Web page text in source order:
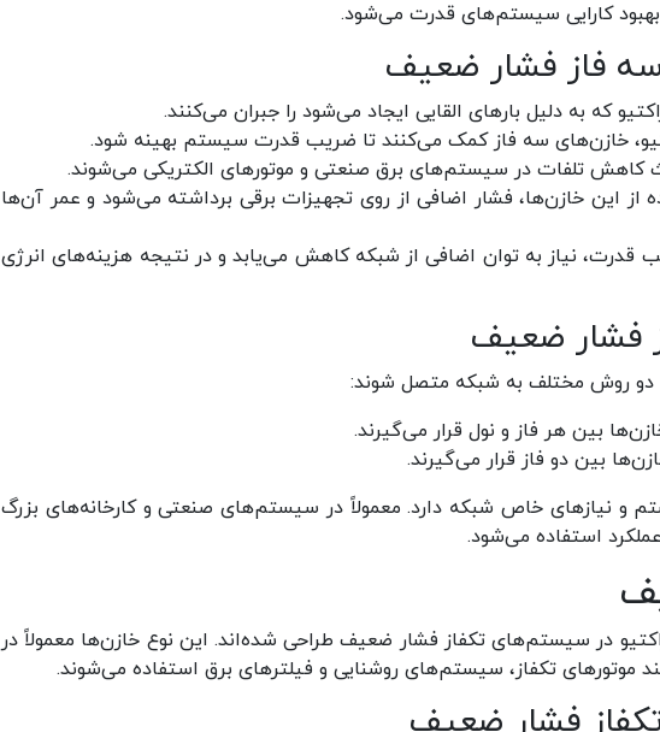
کارایی سیستم‌های قدرت می‌شود.
سه فاز فشار ضعیف
که به دلیل بارهای القایی ایجاد می‌شود را جبران می‌کنند.
خازن‌های سه فاز کمک می‌کنند تا ضریب قدرت سیستم بهینه شود.
کاهش تلفات در سیستم‌های برق صنعتی و موتورهای الکتریکی می‌شوند.
از این خازن‌ها، فشار اضافی از روی تجهیزات برقی برداشته می‌شود و عمر آن‌ها
قدرت، نیاز به توان اضافی از شبکه کاهش می‌یابد و در نتیجه هزینه‌های انرژی
فشار ضعیف
دو روش مختلف به شبکه متصل شوند:
و نیازهای خاص شبکه دارد. معمولاً در سیستم‌های صنعتی و کارخانه‌های بزرگ
استفاده می‌شود.
در سیستم‌های تکفاز فشار ضعیف طراحی شده‌اند. این نوع خازن‌ها معمولاً در
تکفاز، سیستم‌های روشنایی و فیلترهای برق استفاده می‌شوند.
فشار ضعیف